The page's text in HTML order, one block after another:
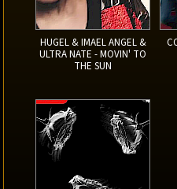
HUGEL & IMAEL ANGEL &
ULTRA NATE - MOVIN' TO
THE SUN